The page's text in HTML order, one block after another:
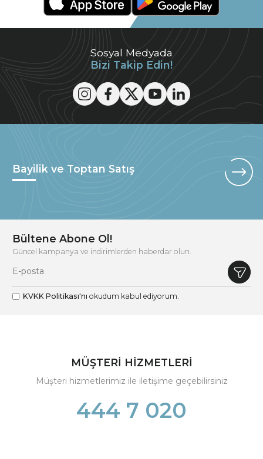
Sosyal Medyada
Bizi Takip Edin!
Bayilik ve Toptan Satış
Bültene Abone Ol!
Güncel kampanya ve indirimlerden haberdar olun.
KVKK Politikası'nı okudum kabul ediyorum.
MÜŞTERİ HİZMETLERİ
Müşteri hizmetlerimiz ile iletişime geçebilirsiniz
444 7 020